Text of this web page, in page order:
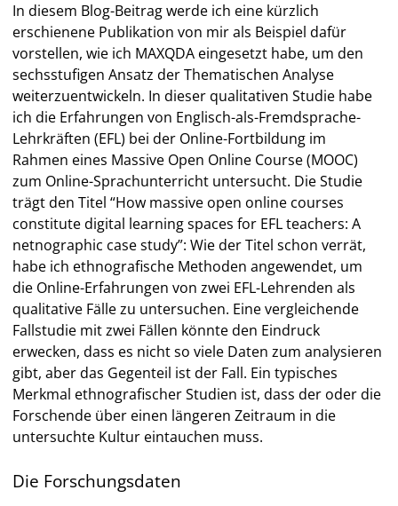
In diesem Blog-Beitrag werde ich eine kürzlich
erschienene Publikation von mir als Beispiel dafür
vorstellen, wie ich MAXQDA eingesetzt habe, um den
sechsstufigen Ansatz der Thematischen Analyse
weiterzuentwickeln. In dieser qualitativen Studie habe
ich die Erfahrungen von Englisch-als-Fremdsprache-
Lehrkräften (EFL) bei der Online-Fortbildung im
Rahmen eines Massive Open Online Course (MOOC)
zum Online-Sprachunterricht untersucht. Die Studie
trägt den Titel “How massive open online courses
constitute digital learning spaces for EFL teachers: A
netnographic case study”: Wie der Titel schon verrät,
habe ich ethnografische Methoden angewendet, um
die Online-Erfahrungen von zwei EFL-Lehrenden als
qualitative Fälle zu untersuchen. Eine vergleichende
Fallstudie mit zwei Fällen könnte den Eindruck
erwecken, dass es nicht so viele Daten zum analysieren
gibt, aber das Gegenteil ist der Fall. Ein typisches
Merkmal ethnografischer Studien ist, dass der oder die
Forschende über einen längeren Zeitraum in die
untersuchte Kultur eintauchen muss.
Die Forschungsdaten